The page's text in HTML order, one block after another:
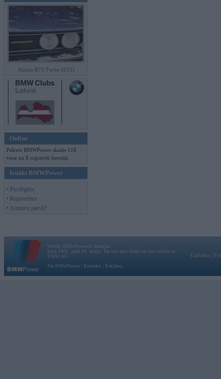
Alpina B7S Turbo (E12)
Online
Pašreiz BMWPower skatās 118
viesi un 8 reģistrēti lietotāji.
Ienākt BMWPower
• Pieslēgties
• Reģistrēties
• Aizmirsi paroli?
Vortāls BMWPower.lv darbojas
kopš 2002. gada 14. maija. Tas nav auto klubs un nav saistīts ar
BMW AG.
Par BMWPower
Kontakti Reklāma
Galvena